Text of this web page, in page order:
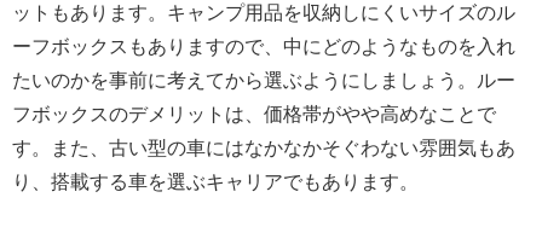
ットもあります。キャンプ用品を収納しにくいサイズのル
ーフボックスもありますので、中にどのようなものを入れ
たいのかを事前に考えてから選ぶようにしましょう。ルー
フボックスのデメリットは、価格帯がやや高めなことで
す。また、古い型の車にはなかなかそぐわない雰囲気もあ
り、搭載する車を選ぶキャリアでもあります。